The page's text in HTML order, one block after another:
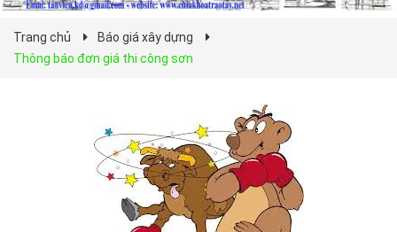
Trang chủ
Báo giá xây dựng
Thông báo đơn giá thi công sơn